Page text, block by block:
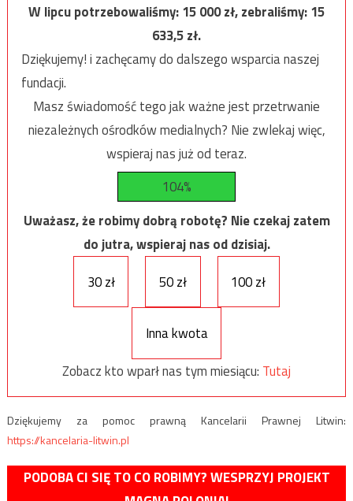
W lipcu potrzebowaliśmy:15 000zł, zebraliśmy:15
633,5zł.
Dziękujemy! i zachęcamy do dalszego wsparcia naszej
fundacji.
Masz świadomość tego jak ważne jest przetrwanie
niezależnych ośrodków medialnych? Nie zwlekaj więc,
wspieraj nas już od teraz.
104%
Uważasz, że robimy dobrą robotę? Nie czekaj zatem
do jutra, wspieraj nas od dzisiaj.
30 zł
50 zł 100 zł
Inna kwota
Zobacz kto wparł nas tym miesiącu: Tutaj
Dziękujemy za pomoc prawną Kancelarii Prawnej Litwin:
https://kancelaria-litwin.pl
PODOBA CI SIĘ TO CO ROBIMY? WESPRZYJ PROJEKT